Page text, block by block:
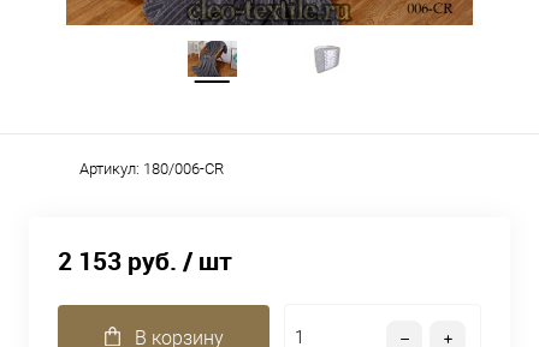
Артикул: 180/006-CR
2 153 руб. / шт
В корзину